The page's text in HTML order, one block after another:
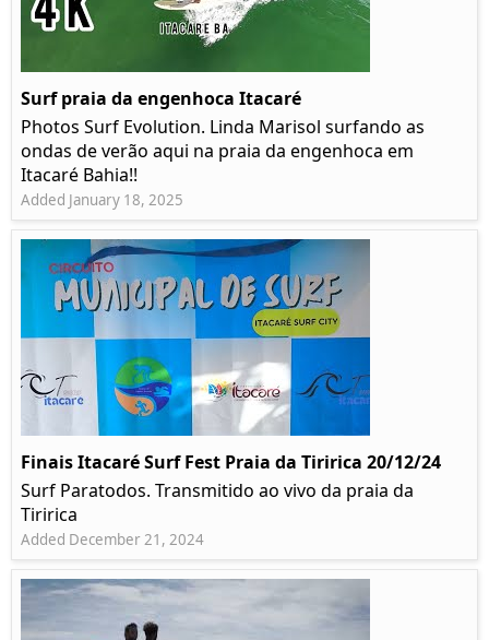
Surf praia da engenhoca Itacaré
Photos Surf Evolution. Linda Marisol surfando as
ondas de verão aqui na praia da engenhoca em
Itacaré Bahia!!
Added January 18, 2025
Finais Itacaré Surf Fest Praia da Tiririca 20/12/24
Surf Paratodos. Transmitido ao vivo da praia da
Tiririca
Added December 21, 2024